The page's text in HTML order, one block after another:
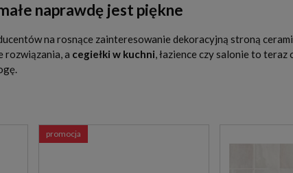
naprawdę jest piękne
na rosnące zainteresowanie dekoracyjną stroną
rozwiązania, a cegiełki w kuchni, łazience czy salonie to
promocja